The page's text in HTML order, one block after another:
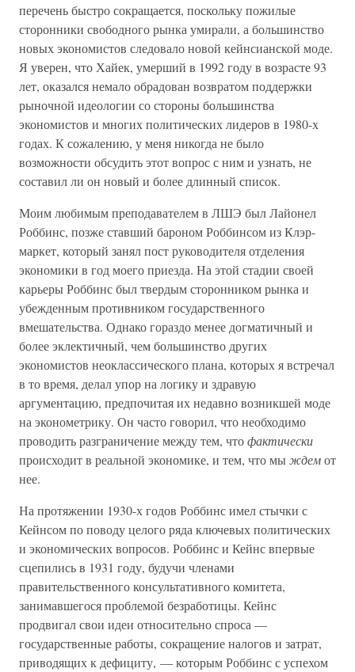
перечень быстро сокращается, поскольку пожилые
сторонники свободного рынка умирали, а большинство
новых экономистов следовало новой кейнсианской моде.
Я уверен, что Хайек, умерший в 1992 году в возрасте 93
лет, оказался немало обрадован возвратом поддержки
рыночной идеологии со стороны большинства
экономистов и многих политических лидеров в 1980-х
годах. К сожалению, у меня никогда не было
возможности обсудить этот вопрос с ним и узнать, не
составил ли он новый и более длинный список.
Моим любимым преподавателем в ЛШЭ был Лайонел
Роббинс, позже ставший бароном Роббинсом из Клэр-
маркет, который занял пост руководителя отделения
экономики в год моего приезда. На этой стадии своей
карьеры Роббинс был твердым сторонником рынка и
убежденным противником государственного
вмешательства. Однако гораздо менее догматичный и
более эклектичный, чем большинство других
экономистов неоклассического плана, которых я встречал
в то время, делал упор на логику и здравую
аргументацию, предпочитая их недавно возникшей моде
на эконометрику. Он часто говорил, что необходимо
проводить разграничение между тем, чтофактически
происходит в реальной экономике, и тем, что мыждемот
нее.
На протяжении 1930-х годов Роббинс имел стычки с
Кейнсом по поводу целого ряда ключевых политических
и экономических вопросов. Роббинс и Кейнс впервые
сцепились в 1931 году, будучи членами
правительственного консультативного комитета,
занимавшегося проблемой безработицы. Кейнс
продвигал свои идеи относительно спроса —
государственные работы, сокращение налогов и затрат,
приводящих к дефициту, — которым Роббинс с успехом